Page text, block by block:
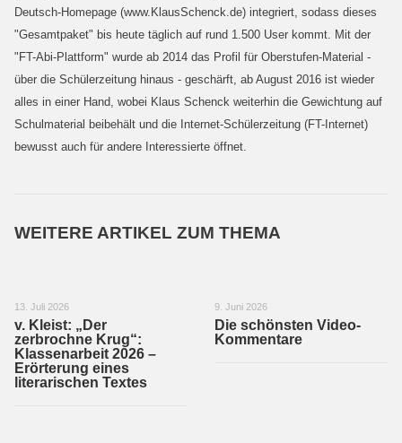
Deutsch-Homepage (www.KlausSchenck.de) integriert, sodass dieses
"Gesamtpaket" bis heute täglich auf rund 1.500 User kommt. Mit der
"FT-Abi-Plattform" wurde ab 2014 das Profil für Oberstufen-Material -
über die Schülerzeitung hinaus - geschärft, ab August 2016 ist wieder
alles in einer Hand, wobei Klaus Schenck weiterhin die Gewichtung auf
Schulmaterial beibehält und die Internet-Schülerzeitung (FT-Internet)
bewusst auch für andere Interessierte öffnet.
WEITERE ARTIKEL ZUM THEMA
13. Juli 2026
v. Kleist: „Der
zerbrochne Krug“:
Klassenarbeit 2026 –
Erörterung eines
literarischen Textes
9. Juni 2026
Die schönsten Video-
Kommentare